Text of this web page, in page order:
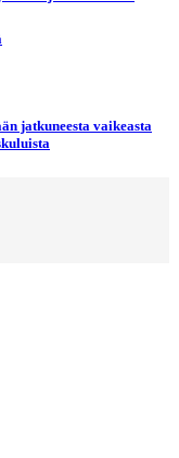
jatkuneesta vaikeasta